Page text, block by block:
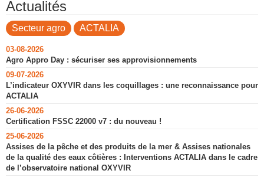
Actualités
Secteur agro ACTALIA
03-08-2026
Agro Appro Day : sécuriser ses approvisionnements
09-07-2026
L’indicateur OXYVIR dans les coquillages : une reconnaissance pour
ACTALIA
26-06-2026
Certification FSSC 22000 v7 : du nouveau !
25-06-2026
Assises de la pêche et des produits de la mer & Assises nationales
de la qualité des eaux côtières : Interventions ACTALIA dans le cadre
de l’observatoire national OXYVIR